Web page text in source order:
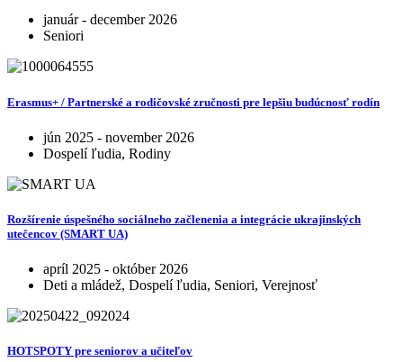
január - december 2026
Seniori
Erasmus+ / Partnerské a rodičovské zručnosti pre lepšiu budúcnosť rodín
jún 2025 - november 2026
Dospelí ľudia, Rodiny
Rozšírenie úspešného sociálneho začlenenia a integrácie ukrajinských
utečencov (SMART UA)
apríl 2025 - október 2026
Deti a mládež, Dospelí ľudia, Seniori, Verejnosť
HOTSPOTY pre seniorov a učiteľov